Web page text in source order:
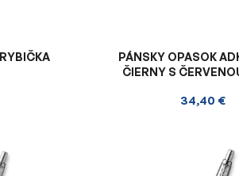
PÁNSKY OPASOK
ČIERNY S
34,40 €